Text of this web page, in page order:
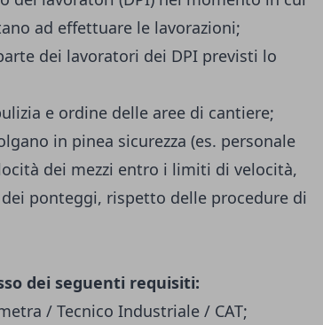
ad effettuare le lavorazioni;
dei lavoratori dei DPI previsti lo
e ordine delle aree di cantiere;
in pinea sicurezza (es. personale
dei mezzi entro i limiti di velocità,
ponteggi, rispetto delle procedure di
dei seguenti requisiti:
/ Tecnico Industriale / CAT;